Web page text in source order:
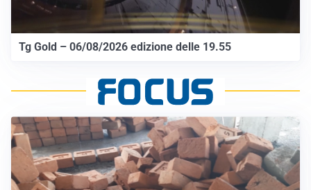
Tg Gold – 06/08/2026 edizione delle 19.55